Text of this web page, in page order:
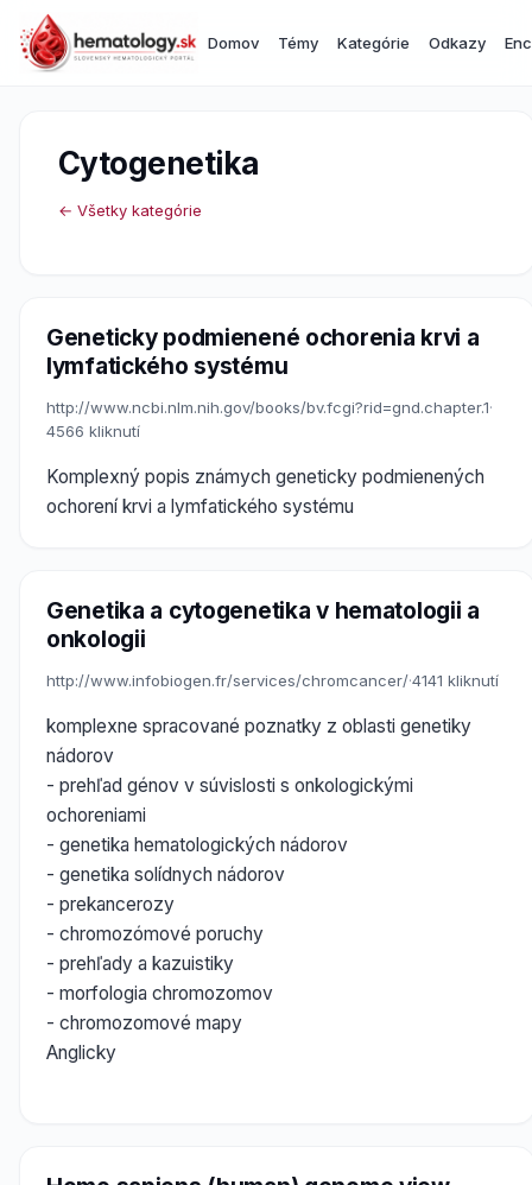
Domov Témy Kategórie Odkazy
Cytogenetika
← Všetky kategórie
Geneticky podmienené ochorenia krvi a
lymfatického systému
http://www.ncbi.nlm.nih.gov/books/bv.fcgi?rid=gnd.chapter.1·
4566 kliknutí
Komplexný popis známych geneticky podmienených
ochorení krvi a lymfatického systému
Genetika a cytogenetika v hematologii a
onkologii
http://www.infobiogen.fr/services/chromcancer/·4141 kliknutí
komplexne spracované poznatky z oblasti genetiky
nádorov
- prehľad génov v súvislosti s onkologickými
ochoreniami
- genetika hematologických nádorov
- genetika solídnych nádorov
- prekancerozy
- chromozómové poruchy
- prehľady a kazuistiky
- morfologia chromozomov
- chromozomové mapy
Anglicky